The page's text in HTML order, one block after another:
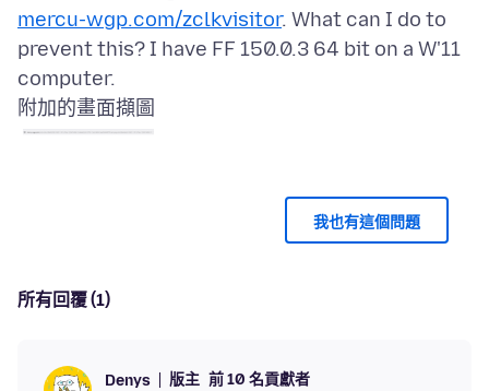
mercu-wgp.com/zclkvisitor. What can I do to
prevent this? I have FF 150.0.3 64 bit on a W'11
附加的畫面擷圖
我也有這個問題
所有回覆 (1)
Denys 版主 前 10 名貢獻者